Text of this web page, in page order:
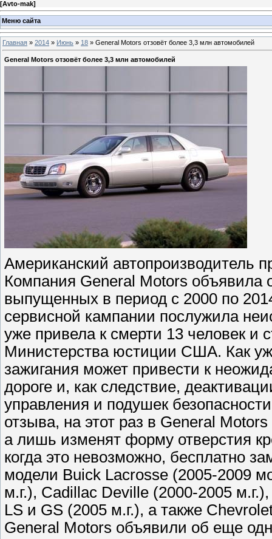
[Avto-mak]
Меню сайта
Главная » 2014 » Июнь » 18 » General Motors отзовёт более 3,3 млн автомобилей
General Motors отзовёт более 3,3 млн автомобилей
Американский автопроизводитель
Компания General Motors объявила
выпущенных в период с 2000 по
сервисной кампании послужила
уже привела к смерти 13 человек и
Министерства юстиции США. Как
зажигания может привести к
дороге и, как следствие,
управления и подушек
отзыва, на этот раз в General
а лишь изменят форму отверстия
когда это невозможно, бесплатно
модели Buick Lacrosse (2005-2009
м.г.), Cadillac Deville (2000-2005
LS и GS (2005 м.г.), а также
General Motors объявили об еще